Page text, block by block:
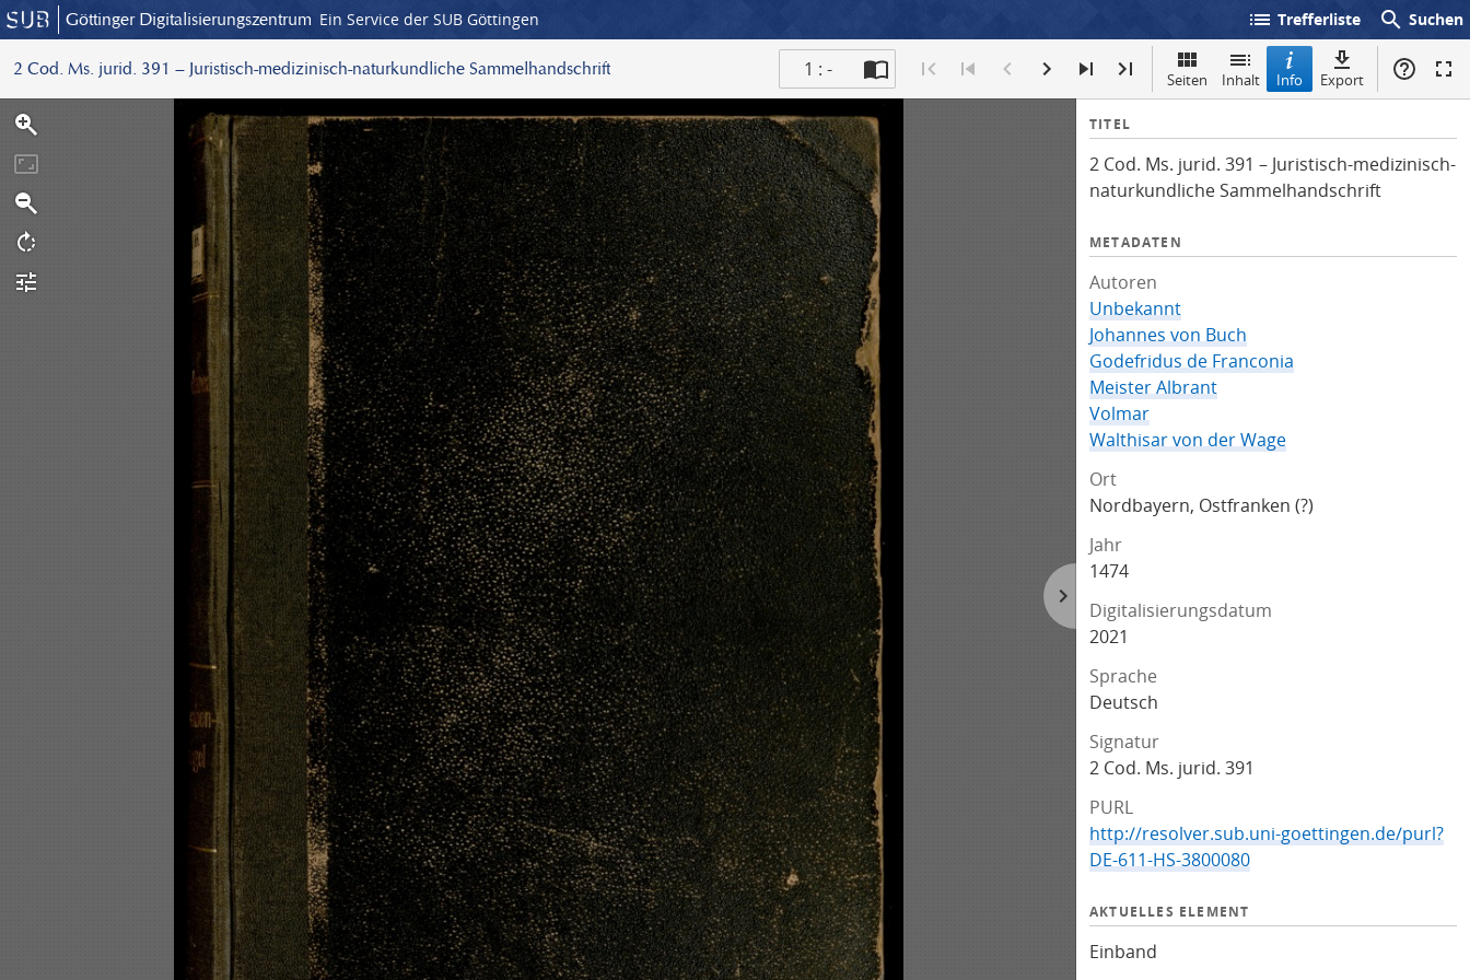
Göttinger Digitalisierungszentrum Ein Service der SUB Göttingen list Trefferliste search Suchen
2 Cod. Ms. jurid. 391 – Juristisch-medizinisch-naturkundliche Sammelhandschrift 1 : - Seiten Inhalt Info Export
I
f
o
TITEL
2 Cod. Ms. jurid. 391 – Juristisch-medizinisch-
naturkundliche Sammelhandschrift
METADATEN
Autoren
Unbekannt
Johannes von Buch
Godefridus de Franconia
Meister Albrant
Volmar
Walthisar von der Wage
Ort
Nordbayern, Ostfranken (?)
Jahr
1474
Digitalisierungsdatum
2021
Sprache
Deutsch
Signatur
2 Cod. Ms. jurid. 391
PURL
http://resolver.sub.uni-goettingen.de/purl?
DE-611-HS-3800080
AKTUELLES ELEMENT
Einband